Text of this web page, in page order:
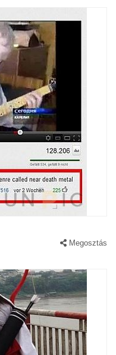
Megosztás